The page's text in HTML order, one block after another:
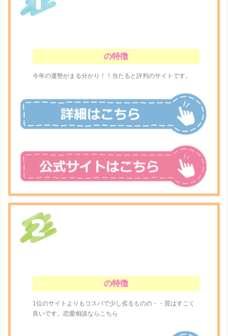
の特徴
今年の運勢がまる分かり！！当たると評判のサイトです。
の特徴
1位のサイトよりもコスパで少し劣るものの・・質はすごく
良いです。恋愛相談ならこちら